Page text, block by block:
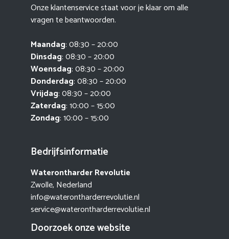
Onze klantenservice staat voor je klaar om alle
vragen te beantwoorden.
Maandag: 08:30 – 20:00
Dinsdag: 08:30 – 20:00
Woensdag: 08:30 – 20:00
Donderdag: 08:30 – 20:00
Vrijdag: 08:30 – 20:00
Zaterdag: 10:00 – 15:00
Zondag: 10:00 – 15:00
Bedrijfsinformatie
Waterontharder Revolutie
Zwolle, Nederland
info@waterontharderrevolutie.nl
service@waterontharderrevolutie.nl
Doorzoek onze website